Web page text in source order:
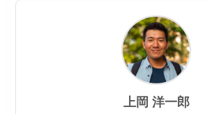
上岡 洋一郎